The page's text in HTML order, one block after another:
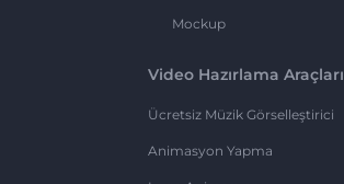
Mockup
Video Hazırlama Araçları
Ücretsiz Müzik Görselleştirici
Animasyon Yapma